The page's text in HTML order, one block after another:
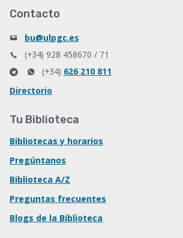
Contacto
bu@ulpgc.es
(+34) 928 458670 / 71
(+34) 626 210 811
Directorio
Tu Biblioteca
Bibliotecas y horarios
Pregúntanos
Biblioteca A/Z
Preguntas frecuentes
Blogs de la Biblioteca